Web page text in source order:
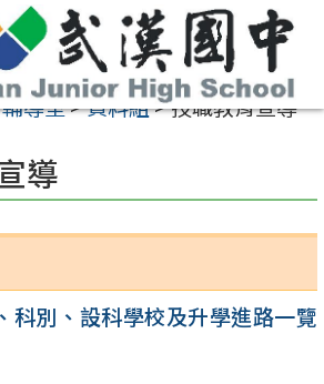
輔導室>資料組>技職教育宣導
導
科別、設科學校及升學進路一覽